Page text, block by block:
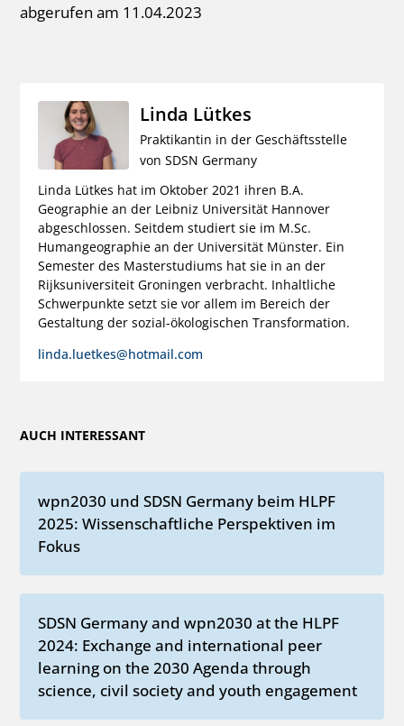
abgerufen am 11.04.2023
Linda Lütkes
Praktikantin in der Geschäftsstelle
von SDSN Germany
Linda Lütkes hat im Oktober 2021 ihren B.A.
Geographie an der Leibniz Universität Hannover
abgeschlossen. Seitdem studiert sie im M.Sc.
Humangeographie an der Universität Münster. Ein
Semester des Masterstudiums hat sie in an der
Rijksuniversiteit Groningen verbracht. Inhaltliche
Schwerpunkte setzt sie vor allem im Bereich der
Gestaltung der sozial-ökologischen Transformation.
linda.luetkes@hotmail.com
AUCH INTERESSANT
wpn2030 und SDSN Germany beim HLPF
2025: Wissenschaftliche Perspektiven im
Fokus
SDSN Germany and wpn2030 at the HLPF
2024: Exchange and international peer
learning on the 2030 Agenda through
science, civil society and youth engagement